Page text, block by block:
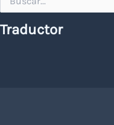
por:
Traductor